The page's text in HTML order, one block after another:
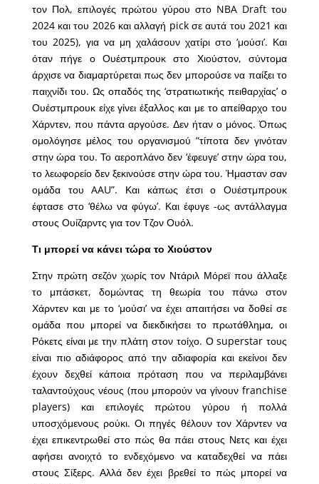
τον Πολ, επιλογές πρώτου γύρου στο NBA Draft του
2024 και του 2026 και αλλαγή pick σε αυτά του 2021 και
του 2025), για να μη χαλάσουν χατίρι στο ‘μούσι’. Και
όταν πήγε ο Ουέστμπρουκ στο Χιούστον, σύντομα
άρχισε να διαμαρτύρεται πως δεν μπορούσε να παίξει το
παιχνίδι του. Ως οπαδός της ‘στρατιωτικής πειθαρχίας’ ο
Ουέστμπρουκ είχε γίνει έξαλλος και με το απείθαρχο του
Χάρντεν, που πάντα αργούσε. Δεν ήταν ο μόνος. Όπως
ομολόγησε μέλος του οργανισμού “τίποτα δεν γινόταν
στην ώρα του. Το αεροπλάνο δεν ‘έφευγε’ στην ώρα του,
το λεωφορείο δεν ξεκινούσε στην ώρα του. Ήμασταν σαν
ομάδα του AAU”. Και κάπως έτσι ο Ουέστμπρουκ
έφτασε στο ‘θέλω να φύγω’. Και έφυγε -ως αντάλλαγμα
στους Ουίζαρντς για τον Τζον Ουόλ.
Τι μπορεί να κάνει τώρα το Χιούστον
Στην πρώτη σεζόν χωρίς τον Ντάριλ Μόρεϊ που άλλαξε
το μπάσκετ, δομώντας τη θεωρία του πάνω στον
Χάρντεν και με το ‘μούσι’ να έχει απαιτήσει να δοθεί σε
ομάδα που μπορεί να διεκδικήσει το πρωτάθλημα, οι
Ρόκετς είναι με την πλάτη στον τοίχο. Ο superstar τους
είναι πιο αδιάφορος από την αδιαφορία και εκείνοι δεν
έχουν δεχθεί κάποια πρόταση που να περιλαμβάνει
ταλαντούχους νέους (που μπορούν να γίνουν franchise
players) και επιλογές πρώτου γύρου ή πολλά
υποσχόμενους ρούκι. Οι πηγές θέλουν τον Χάρντεν να
έχει επικεντρωθεί στο πώς θα πάει στους Νετς και έχει
αφήσει ανοιχτό το ενδεχόμενο να καταδεχθεί να πάει
στους Σίξερς. Αλλά δεν έχει βρεθεί το πώς μπορεί να